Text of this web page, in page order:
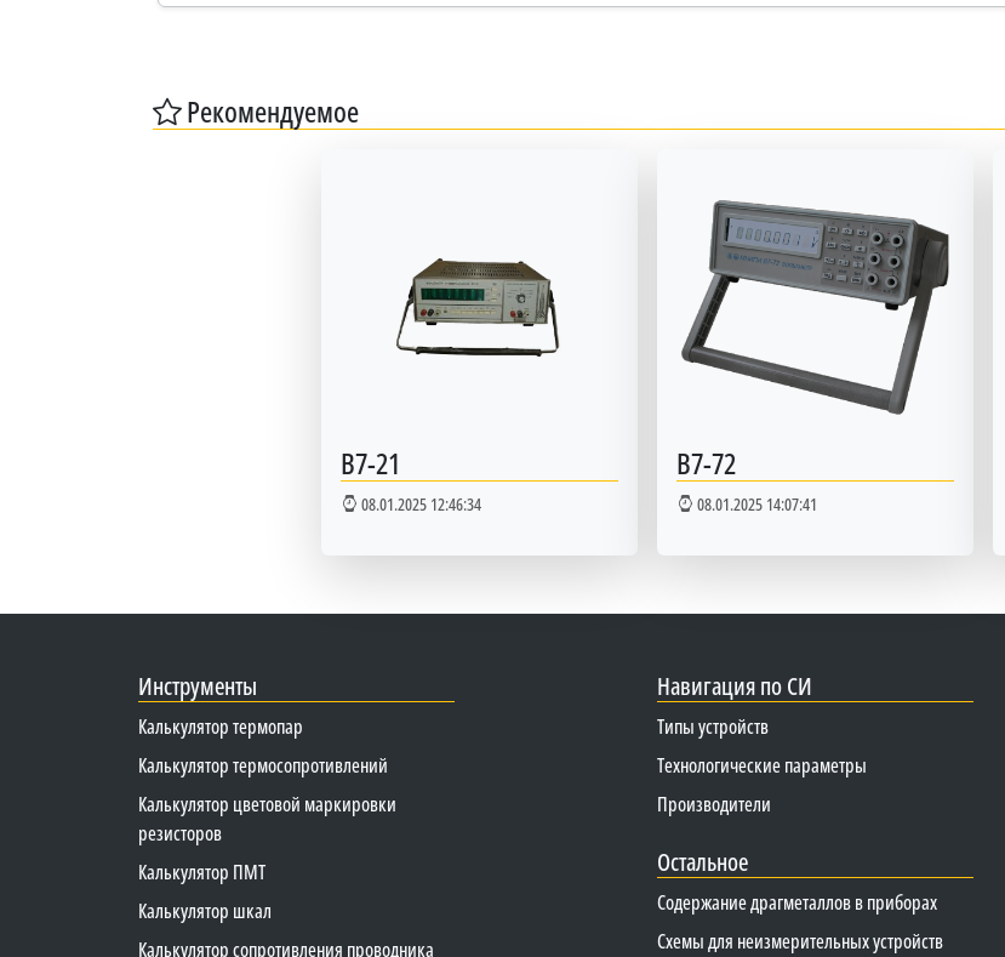
Рекомендуемое
В7-21
08.01.2025 12:46:34
В7-72
08.01.2025 14:07:41
Инструменты
Калькулятор термопар
Калькулятор термосопротивлений
Калькулятор цветовой маркировки
резисторов
Калькулятор ПМТ
Калькулятор шкал
Калькулятор сопротивления проводника
Навигация по СИ
Типы устройств
Технологические параметры
Производители
Остальное
Содержание драгметаллов в приборах
Схемы для неизмерительных устройств